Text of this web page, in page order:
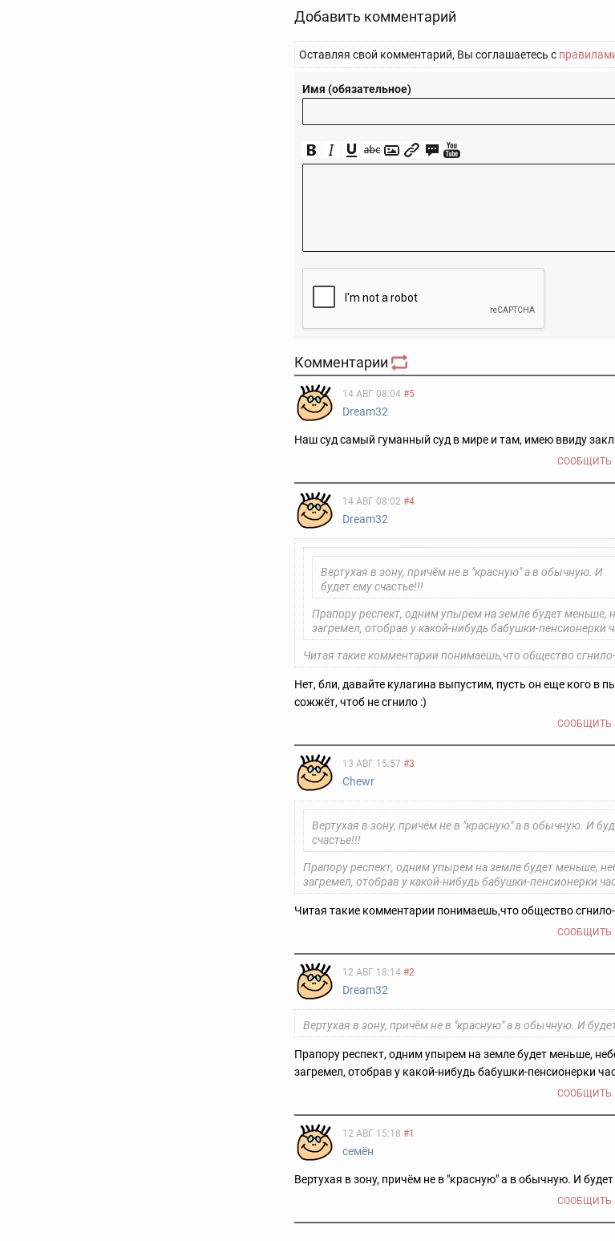
Добавить комментарий
Оставляя свой комментарий, Вы соглашаетесь с
Имя (обязательное)
Комментарии
14 АВГ 08:04 #5
Dream32
Наш суд самый гуманный суд в мире и там, имею ввиду
СООБЩИТЬ
14 АВГ 08:02 #4
Dream32
Вертухая в зону, причём не в "красную" а в обычную. И
будет ему счастье!!!
Прапору респект, одним упырем на земле будет меньше,
загремел, отобрав у какой-нибудь бабушки-пенсионерки
Читая такие комментарии понимаешь,что общество
Нет, бли, давайте кулагина выпустим, пусть он еще кого в
сожжёт, чтоб не сгнило :)
СООБЩИТЬ
13 АВГ 15:57 #3
Chewr
Вертухая в зону, причём не в "красную" а в обычную. И
счастье!!!
Прапору респект, одним упырем на земле будет меньше,
загремел, отобрав у какой-нибудь бабушки-пенсионерки
Читая такие комментарии понимаешь,что общество
СООБЩИТЬ
12 АВГ 18:14 #2
Dream32
Вертухая в зону, причём не в "красную" а в обычную. И
Прапору респект, одним упырем на земле будет меньше,
загремел, отобрав у какой-нибудь бабушки-пенсионерки
СООБЩИТЬ
12 АВГ 15:18 #1
семён
Вертухая в зону, причём не в "красную" а в обычную. И
СООБЩИТЬ